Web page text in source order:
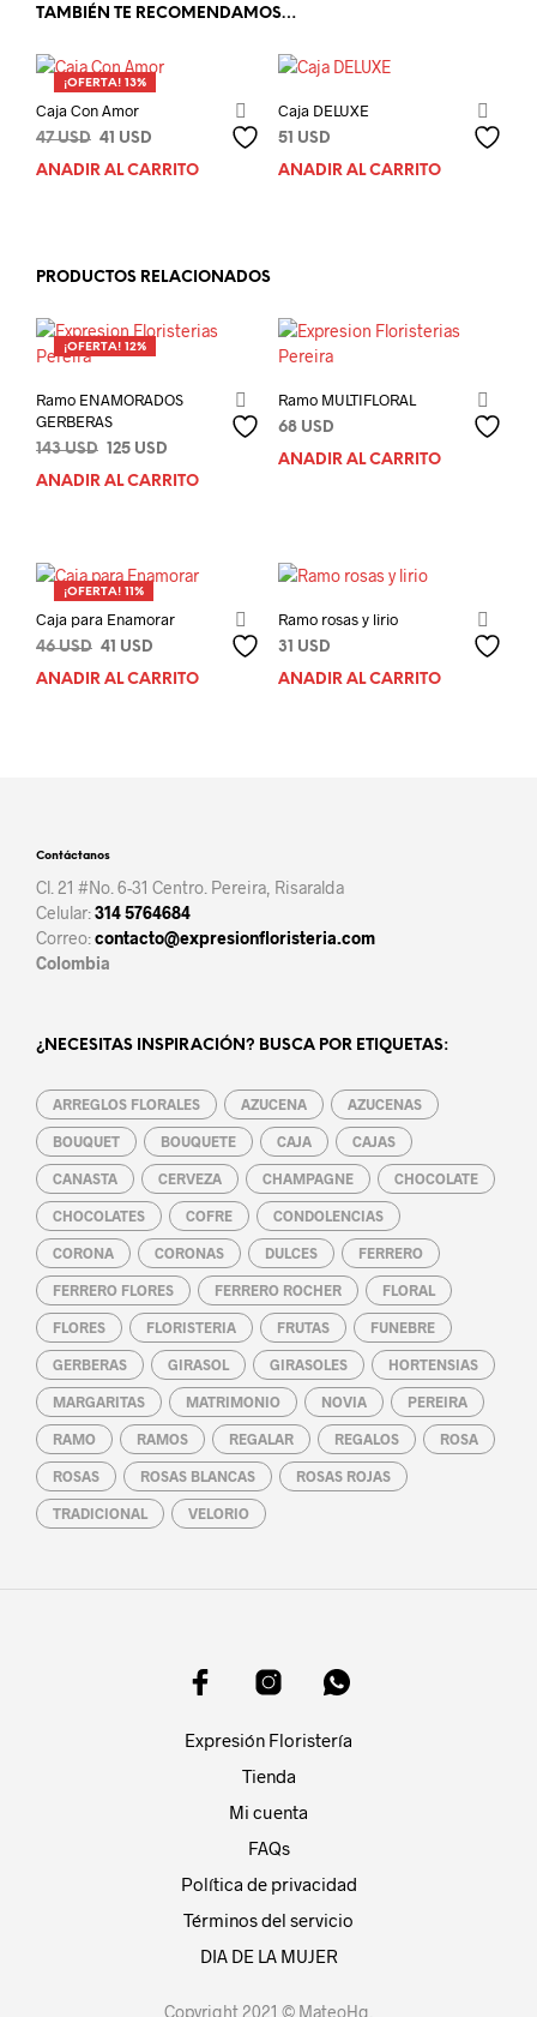
TAMBIÉN TE RECOMENDAMOS…
¡OFERTA! 13%
Caja Con Amor
47USD El
precio
41 USD
precio
AÑADIR AL CARRITO
Caja DELUXE
51 USD
AÑADIR AL CARRITO
PRODUCTOS RELACIONADOS
¡OFERTA! 12%
Ramo ENAMORADOS
GERBERAS
143USD El
precio
125 USD
precio
AÑADIR AL CARRITO
Ramo MULTIFLORAL
68 USD
AÑADIR AL CARRITO
¡OFERTA! 11%
Caja para Enamorar
46USD El
precio
41 USD
precio
AÑADIR AL CARRITO
Ramo rosas y lirio
31 USD
AÑADIR AL CARRITO
Contáctanos
Cl. 21 #No. 6-31 Centro. Pereira, Risaralda
Celular:314 5764684
Correo:contacto@expresionfloristeria.com
Colombia
¿NECESITAS INSPIRACIÓN? BUSCA POR ETIQUETAS:
ARREGLOS FLORALES AZUCENA AZUCENAS
BOUQUET BOUQUETE CAJA CAJAS
CANASTA CERVEZA CHAMPAGNE CHOCOLATE
CHOCOLATES COFRE CONDOLENCIAS
CORONA CORONAS DULCES FERRERO
FERRERO FLORES FERRERO ROCHER FLORAL
FLORES FLORISTERIA FRUTAS FUNEBRE
GERBERAS GIRASOL GIRASOLES HORTENSIAS
MARGARITAS MATRIMONIO NOVIA PEREIRA
RAMO RAMOS REGALAR REGALOS ROSA
ROSAS ROSAS BLANCAS ROSAS ROJAS
TRADICIONAL VELORIO
Expresión Floristería
Tienda
Mi cuenta
FAQs
Política de privacidad
Términos del servicio
DIA DE LA MUJER
Copyright 2021 © MateoHg